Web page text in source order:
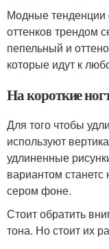
Модные тенденции
оттенков трендом
пепельный и
которые идут к
На короткие
Для того чтобы
используют
удлиненные
вариантом
сером фоне.
Стоит обратить
тона. Но стоит их